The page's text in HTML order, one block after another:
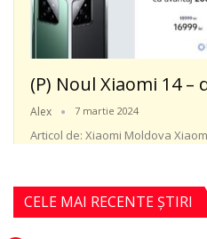
(P) Noul Xiaomi 14 –
Alex 7 martie 2024
Articol de: Xiaomi Moldova
CELE MAI RECENTE ȘTIRI